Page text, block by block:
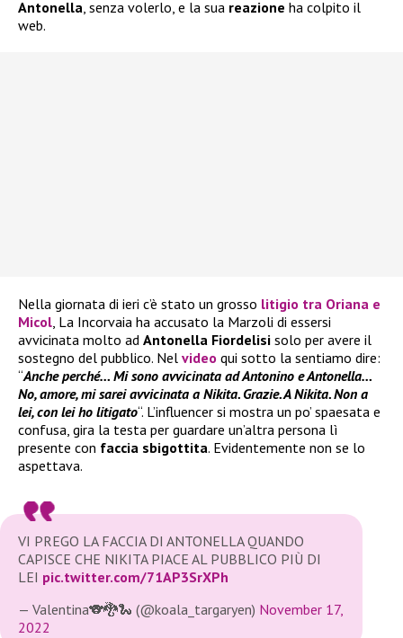
Antonella, senza volerlo, e la sua reazione ha colpito il
web.
Nella giornata di ieri c’è stato un grosso litigio tra Oriana e
Micol, La Incorvaia ha accusato la Marzoli di essersi
avvicinata molto ad Antonella Fiordelisi solo per avere il
sostegno del pubblico. Nel video qui sotto la sentiamo dire:
“Anche perché… Mi sono avvicinata ad Antonino e Antonella…
No, amore, mi sarei avvicinata a Nikita. Grazie. A Nikita. Non a
lei, con lei ho litigato“. L’influencer si mostra un po’ spaesata e
confusa, gira la testa per guardare un’altra persona lì
presente con faccia sbigottita. Evidentemente non se lo
aspettava.
VI PREGO LA FACCIA DI ANTONELLA QUANDO
CAPISCE CHE NIKITA PIACE AL PUBBLICO PIÙ DI
LEI pic.twitter.com/71AP3SrXPh
— Valentina🐨🐉🐍 (@koala_targaryen) November 17,
2022